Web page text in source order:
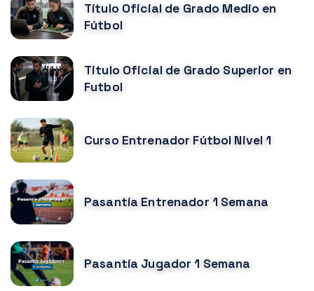
Título Oficial de Grado Medio en
Fútbol
Titulo Oficial de Grado Superior en
Futbol
Curso Entrenador Fútbol Nivel 1
Pasantía Entrenador 1 Semana
Pasantía Jugador 1 Semana